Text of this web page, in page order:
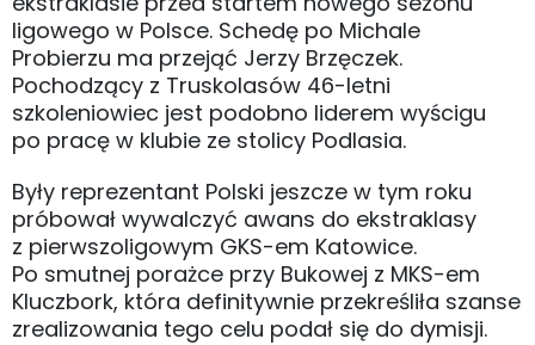
ligowego w Polsce. Schedę po Michale
Probierzu ma przejąć Jerzy Brzęczek.
Pochodzący z Truskolasów 46-letni
szkoleniowiec jest podobno liderem wyścigu
po pracę w klubie ze stolicy Podlasia.
Były reprezentant Polski jeszcze w tym roku
próbował wywalczyć awans do ekstraklasy
z pierwszoligowym GKS-em Katowice.
Po smutnej porażce przy Bukowej z MKS-em
Kluczbork, która definitywnie przekreśliła szanse
zrealizowania tego celu podał się do dymisji.